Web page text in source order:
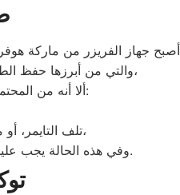
أصبح جهاز الفريزر من ماركة
والتي من أبرزها حفظ الطعام لفترات طويلة، وتعدد موديلاته المختلفة، وبالرغم من مميزاته العديدة،
ألا أنه من المحتمل حدوث بعض الأعطال التي تتطلب الصيانة، ومن هذه الأعطال:
تلف التايمر، أو مشكلة في الترموستات، أو السخان، أو عطل بالدائرة الكهربائية،
وفي هذه الحالة يجب عليك الاتصال بخدمة ديب فريزر هوفر شبين الكوم لعمل الإصلاحات اللازمة.